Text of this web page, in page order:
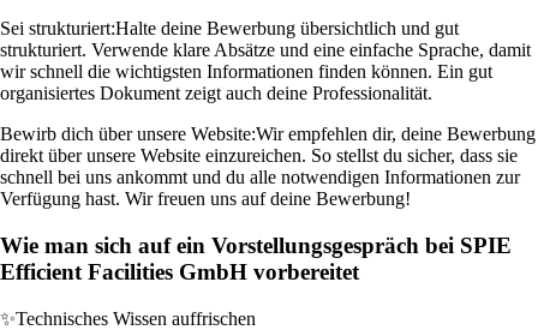
Sei strukturiert:Halte deine Bewerbung übersichtlich und gut
strukturiert. Verwende klare Absätze und eine einfache Sprache, damit
wir schnell die wichtigsten Informationen finden können. Ein gut
organisiertes Dokument zeigt auch deine Professionalität.
Bewirb dich über unsere Website:Wir empfehlen dir, deine Bewerbung
direkt über unsere Website einzureichen. So stellst du sicher, dass sie
schnell bei uns ankommt und du alle notwendigen Informationen zur
Verfügung hast. Wir freuen uns auf deine Bewerbung!
Wie man sich auf ein Vorstellungsgespräch bei SPIE
Efficient Facilities GmbH vorbereitet
✨Technisches Wissen auffrischen